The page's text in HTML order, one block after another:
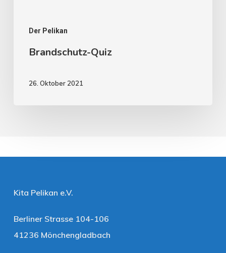
Der Pelikan
Brandschutz-Quiz
26. Oktober 2021
Kita Pelikan e.V.
Berliner Strasse 104-106
41236 Mönchengladbach